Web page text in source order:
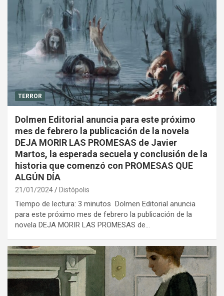
TERROR
Dolmen Editorial anuncia para este próximo
mes de febrero la publicación de la novela
DEJA MORIR LAS PROMESAS de Javier
Martos, la esperada secuela y conclusión de la
historia que comenzó con PROMESAS QUE
ALGÚN DÍA
21/01/2024 Distópolis
Tiempo de lectura: 3 minutos Dolmen Editorial anuncia
para este próximo mes de febrero la publicación de la
novela DEJA MORIR LAS PROMESAS de…